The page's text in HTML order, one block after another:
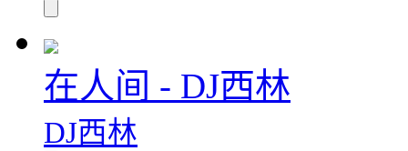
在人间 - DJ西林
DJ西林